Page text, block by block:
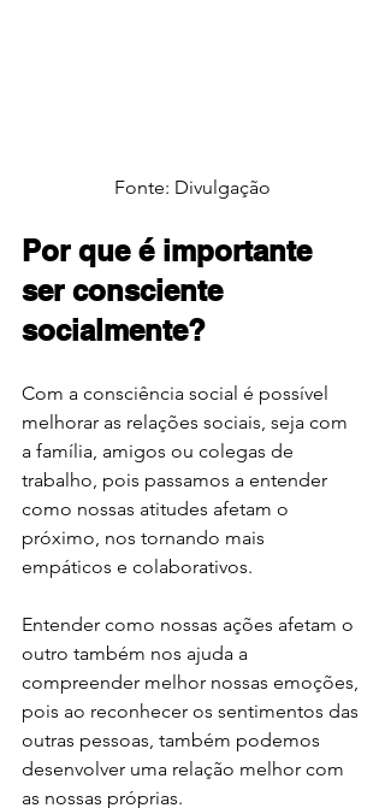
Fonte: Divulgação
Por que é importante
ser consciente
socialmente?
Com a consciência social é possível
melhorar as relações sociais, seja com
a família, amigos ou colegas de
trabalho, pois passamos a entender
como nossas atitudes afetam o
próximo, nos tornando mais
empáticos e colaborativos.
Entender como nossas ações afetam o
outro também nos ajuda a
compreender melhor nossas emoções,
pois ao reconhecer os sentimentos das
outras pessoas, também podemos
desenvolver uma relação melhor com
as nossas próprias.